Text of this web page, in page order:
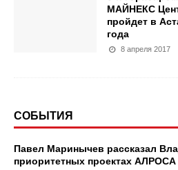
МАЙНЕКС
пройдет в
года
8 апреля 2017
СОБЫТИЯ
Павел Маринычев рассказал
приоритетных проектах АЛРОСА